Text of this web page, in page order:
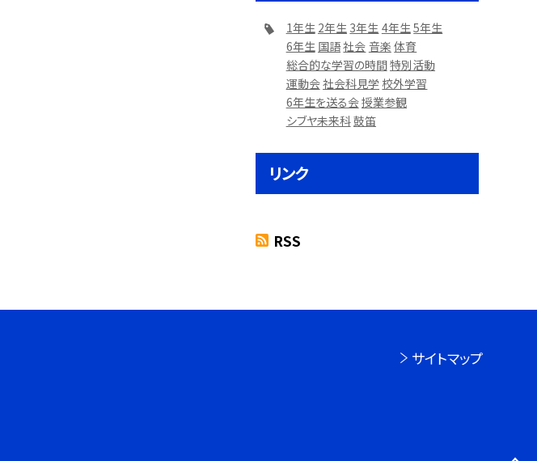
1年生 2年生 3年生 4年生5年生
6年生 国語社会 音楽 体育
総合的な学習の時間特別活動
運動会社会科見学 校外学習
6年生を送る会授業参観
シブヤ未来科鼓笛
リンク
RSS
サイトマップ